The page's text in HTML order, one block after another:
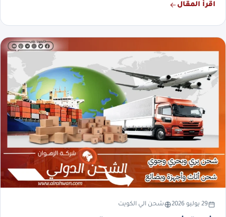
اقرأ المقال
29 يوليو 2026 شحن الي الكويت